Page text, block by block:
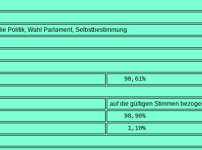
Politik, Wahl Parlament, Selbstbestimmung
    98,61
%
auf die gültigen Stimmen
    98,90
%
     1,10
%